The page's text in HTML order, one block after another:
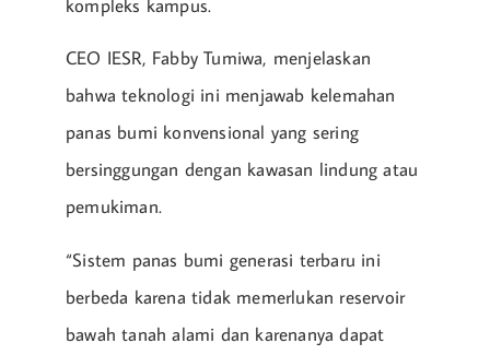
kompleks kampus.
CEO IESR, Fabby Tumiwa, menjelaskan
bahwa teknologi ini menjawab kelemahan
panas bumi konvensional yang sering
bersinggungan dengan kawasan lindung atau
pemukiman.
“Sistem panas bumi generasi terbaru ini
berbeda karena tidak memerlukan reservoir
bawah tanah alami dan karenanya dapat